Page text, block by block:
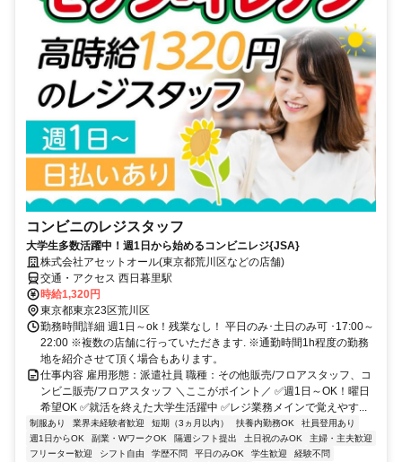
コンビニのレジスタッフ
大学生多数活躍中！週1日から始めるコンビニレジ{JSA}
株式会社アセットオール(東京都荒川区などの店舗)
交通・アクセス 西日暮里駅
時給1,320円
東京都東京23区荒川区
勤務時間詳細 週1日～ok！残業なし！ 平日のみ･土日のみ可 ･17:00～
22:00 ※複数の店舗に行っていただきます. ※通勤時間1h程度の勤務
地を紹介させて頂く場合もあります。
仕事内容 雇用形態：派遣社員 職種：その他販売/フロアスタッフ、コ
ンビニ販売/フロアスタッフ ＼ここがポイント／ ✅週1日～OK！曜日
希望OK ✅就活を終えた大学生活躍中 ✅レジ業務メインで覚えやす...
制服あり 業界未経験者歓迎 短期（3ヵ月以内） 扶養内勤務OK
社員登用あり
週1日からOK
副業・WワークOK 隔週シフト提出 土日祝のみOK
主婦・主夫歓迎
フリーター歓迎
シフト自由 学歴不問 平日のみOK 学生歓迎
経験不問